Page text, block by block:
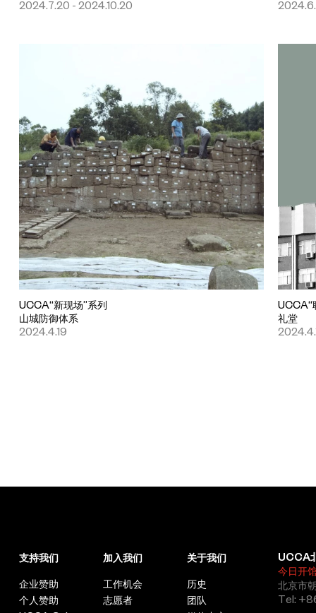
2024.7.20 - 2024.10.20
UCCA“新现场”系列
山城防御体系
2024.4.19
UCCA“
礼堂
支持我们
企业赞助
个人赞助
加入我们
工作机会
志愿者
关于我们
历史
团队
UCCA
今日开
北京市
Tel: